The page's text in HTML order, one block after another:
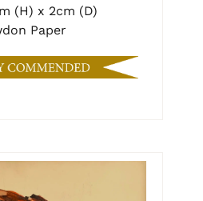
(H) x 2cm (D)
Paper